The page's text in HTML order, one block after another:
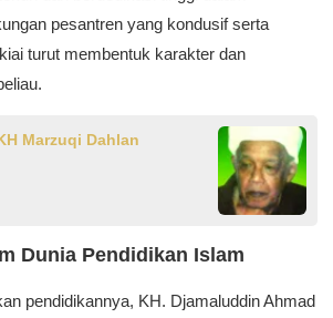
pesantren yang kondusif serta
turut membentuk karakter dan
Marzuqi Dahlan
Dunia Pendidikan Islam
pendidikannya, KH. Djamaluddin Ahmad